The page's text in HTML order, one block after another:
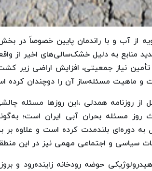
از آب و با راندمان پایین خصوصاً در
منابع به دلیل خشک‌سالی‌های اخیر از
نیاز جمعیتی، افزایش اراضی زیر
و ماهیت مسئله‌ساز آن را دوچندان کرده
از روزنامه همدلی ،این روزها مسئله
روز مسئله بحران آبی ایران است؛
به دوره‌ای بلندمدت کرده است و علاوه
سیاسی و اجتماعی مهمی نیز در این
حوضه رودخانه زاینده‌رود و